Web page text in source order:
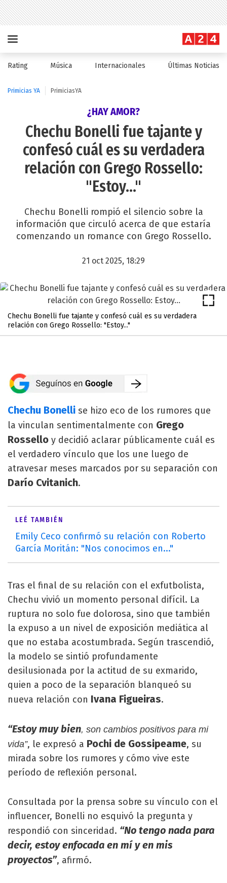
Rating Música Internacionales Últimas Noticias
Primicias YA PrimiciasYA
¿HAY AMOR?
Chechu Bonelli fue tajante y
confesó cuál es su verdadera
relación con Grego Rossello:
"Estoy..."
Chechu Bonelli rompió el silencio sobre la
información que circuló acerca de que estaría
comenzando un romance con Grego Rossello.
21 oct 2025, 18:29
Chechu Bonelli fue tajante y confesó cuál es su verdadera
relación con Grego Rossello: "Estoy..."
Chechu Bonelli se hizo eco de los rumores que
la vinculan sentimentalmente con Grego
Rossello y decidió aclarar públicamente cuál es
el verdadero vínculo que los une luego de
atravesar meses marcados por su separación con
Darío Cvitanich.
LEÉ TAMBIÉN
Emily Ceco confirmó su relación con Roberto
García Moritán: "Nos conocimos en..."
Tras el final de su relación con el exfutbolista,
Chechu vivió un momento personal difícil. La
ruptura no solo fue dolorosa, sino que también
la expuso a un nivel de exposición mediática al
que no estaba acostumbrada. Según trascendió,
la modelo se sintió profundamente
desilusionada por la actitud de su exmarido,
quien a poco de la separación blanqueó su
nueva relación con Ivana Figueiras.
“Estoy muy bien, son cambios positivos para mi
vida”, le expresó a Pochi de Gossipeame, su
mirada sobre los rumores y cómo vive este
período de reflexión personal.
Consultada por la prensa sobre su vínculo con el
influencer, Bonelli no esquivó la pregunta y
respondió con sinceridad. “No tengo nada para
decir, estoy enfocada en mí y en mis
proyectos”, afirmó.